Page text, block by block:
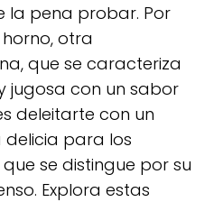
la pena probar. Por
otra
que se caracteriza
jugosa con un sabor
deleitarte con un
delicia para los
se distingue por su
Explora estas